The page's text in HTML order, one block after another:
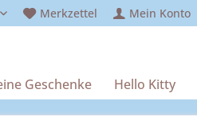
Merkzettel Mein Konto
Geschenke Hello Kitty